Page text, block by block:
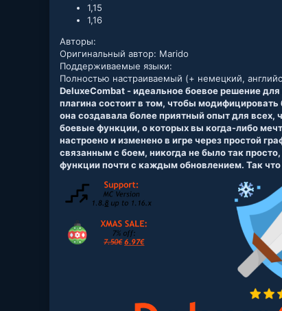
1,15
1,16
Авторы:
Оригинальный автор: Marido
Поддерживаемые языки:
Полностью настраиваемый (+ немецкий,
DeluxeCombat - идеальное боевое решение
плагина состоит в том, чтобы
она создавала более приятный опыт для
боевые функции, о которых вы когда-либо
настроено и изменено в игре через простой
связанным с боем, никогда не было так
функции почти с каждым обновлением. Так что